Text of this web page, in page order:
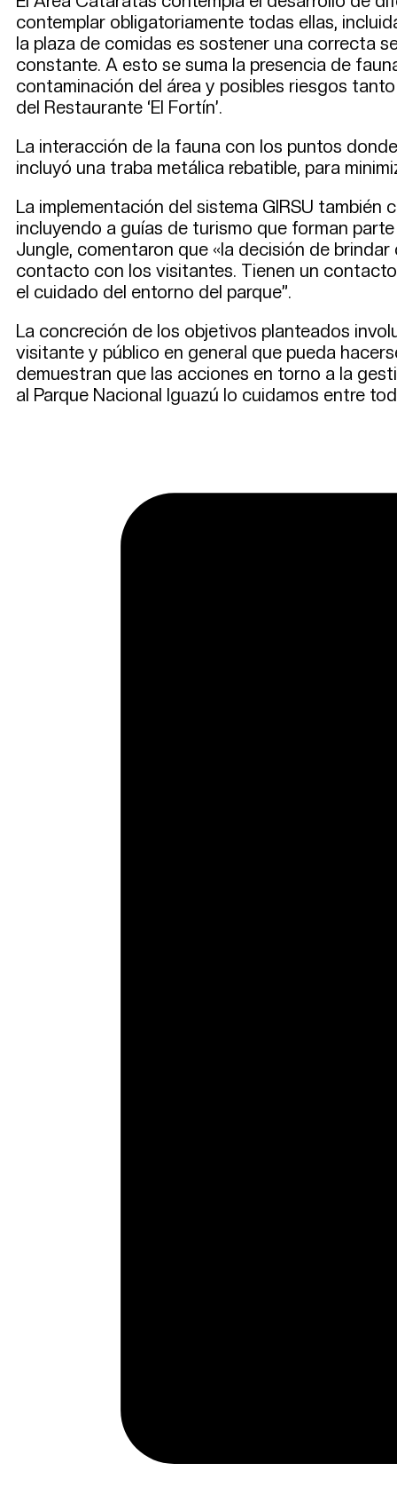
contemplar obligatoriamente todas ellas,
la plaza de comidas es sostener una correcta
constante. A esto se suma la presencia de
contaminación del área y posibles riesgos
del Restaurante ‘El Fortín’.
La interacción de la fauna con los puntos
incluyó una traba metálica rebatible, para
La implementación del sistema GIRSU
incluyendo a guías de turismo que forman
Jungle, comentaron que «la decisión de
contacto con los visitantes. Tienen un
el cuidado del entorno del parque”.
La concreción de los objetivos planteados
visitante y público en general que pueda
demuestran que las acciones en torno a la
al Parque Nacional Iguazú lo cuidamos entre